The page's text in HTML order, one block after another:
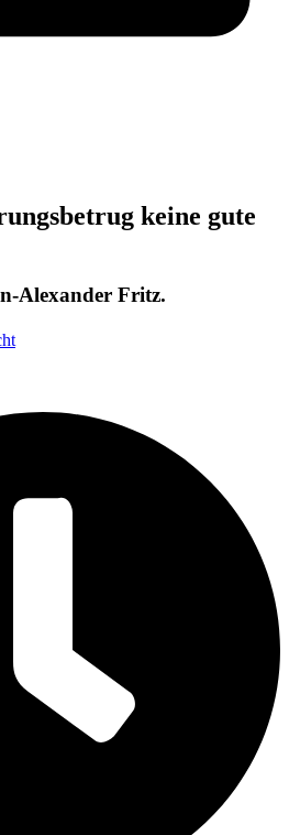
keine gute
Alexander Fritz.